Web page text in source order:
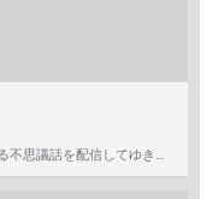
これから、天然石ショップで繰り広げられる不思議話を配信してゆきます。 まずは自己紹介を含めたご挨拶か…